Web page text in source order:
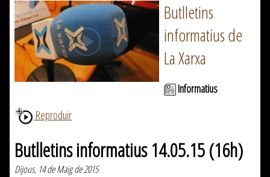
Butlletins
informatius de
La Xarxa
Informatius
Reproduir
Butlletins informatius 14.05.15 (16h)
Dijous, 14 de Maig de 2015